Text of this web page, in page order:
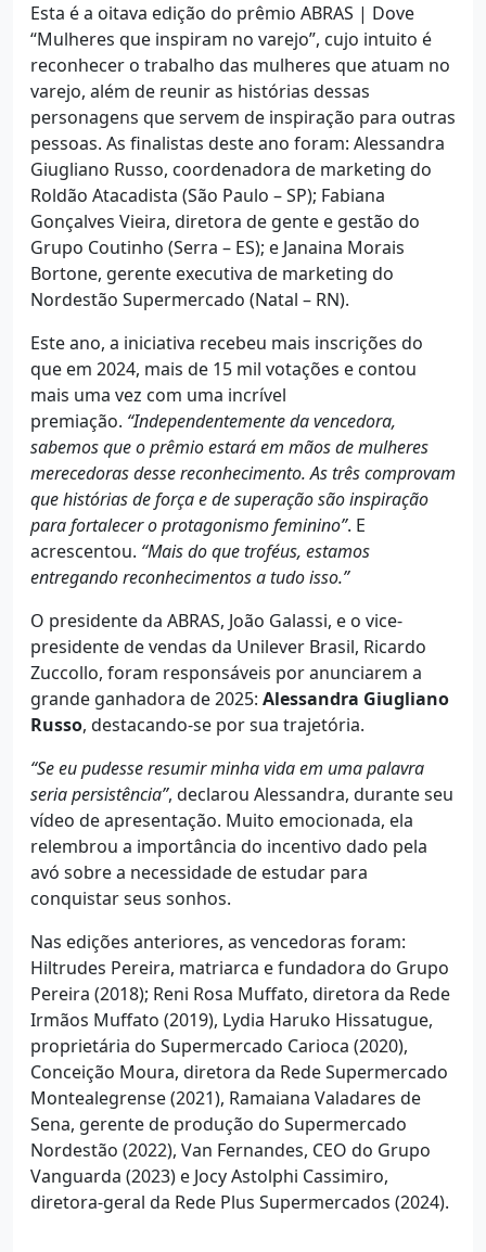
Esta é a oitava edição do prêmio ABRAS | Dove
“Mulheres que inspiram no varejo”, cujo intuito é
reconhecer o trabalho das mulheres que atuam no
varejo, além de reunir as histórias dessas
personagens que servem de inspiração para outras
pessoas. As finalistas deste ano foram: Alessandra
Giugliano Russo, coordenadora de marketing do
Roldão Atacadista (São Paulo – SP); Fabiana
Gonçalves Vieira, diretora de gente e gestão do
Grupo Coutinho (Serra – ES); e Janaina Morais
Bortone, gerente executiva de marketing do
Nordestão Supermercado (Natal – RN).
Este ano, a iniciativa recebeu mais inscrições do
que em 2024, mais de 15 mil votações e contou
mais uma vez com uma incrível
premiação. “Independentemente da vencedora,
sabemos que o prêmio estará em mãos de mulheres
merecedoras desse reconhecimento. As três comprovam
que histórias de força e de superação são inspiração
para fortalecer o protagonismo feminino”. E
acrescentou. “Mais do que troféus, estamos
entregando reconhecimentos a tudo isso.”
O presidente da ABRAS, João Galassi, e o vice-
presidente de vendas da Unilever Brasil, Ricardo
Zuccollo, foram responsáveis por anunciarem a
grande ganhadora de 2025: Alessandra Giugliano
Russo, destacando-se por sua trajetória.
“Se eu pudesse resumir minha vida em uma palavra
seria persistência”, declarou Alessandra, durante seu
vídeo de apresentação. Muito emocionada, ela
relembrou a importância do incentivo dado pela
avó sobre a necessidade de estudar para
conquistar seus sonhos.
Nas edições anteriores, as vencedoras foram:
Hiltrudes Pereira, matriarca e fundadora do Grupo
Pereira (2018); Reni Rosa Muffato, diretora da Rede
Irmãos Muffato (2019), Lydia Haruko Hissatugue,
proprietária do Supermercado Carioca (2020),
Conceição Moura, diretora da Rede Supermercado
Montealegrense (2021), Ramaiana Valadares de
Sena, gerente de produção do Supermercado
Nordestão (2022), Van Fernandes, CEO do Grupo
Vanguarda (2023) e Jocy Astolphi Cassimiro,
diretora-geral da Rede Plus Supermercados (2024).